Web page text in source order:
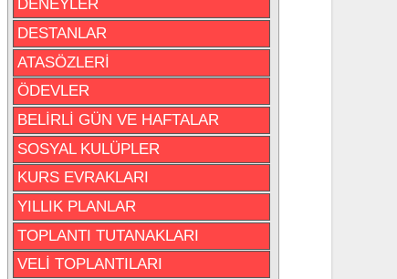
DENEYLER
DESTANLAR
ATASÖZLERİ
ÖDEVLER
BELİRLİ GÜN VE HAFTALAR
SOSYAL KULÜPLER
KURS EVRAKLARI
YILLIK PLANLAR
TOPLANTI TUTANAKLARI
VELİ TOPLANTILARI